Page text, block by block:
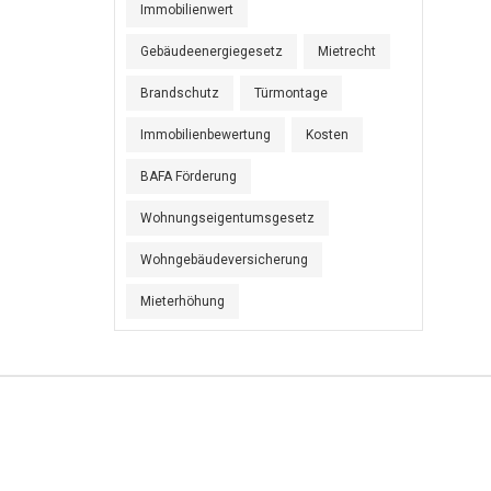
Immobilienwert
Gebäudeenergiegesetz Mietrecht
Brandschutz Türmontage
Immobilienbewertung Kosten
BAFA Förderung
Wohnungseigentumsgesetz
Wohngebäudeversicherung
Mieterhöhung